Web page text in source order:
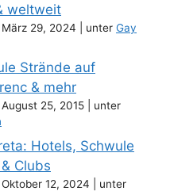
weltweit
29, 2024 unter Gay
Strände auf
& mehr
25, 2015
unter
Hotels, Schwule
Clubs
12, 2024
unter